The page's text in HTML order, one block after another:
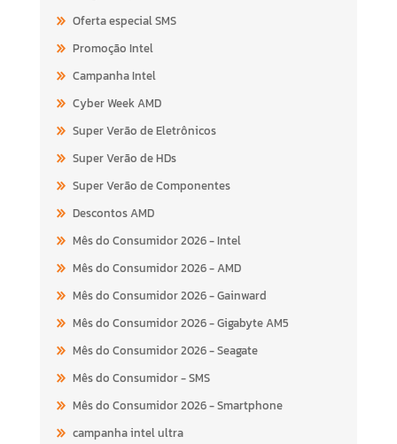
Oferta especial SMS
Promoção Intel
Campanha Intel
Cyber Week AMD
Super Verão de Eletrônicos
Super Verão de HDs
Super Verão de Componentes
Descontos AMD
Mês do Consumidor 2026 - Intel
Mês do Consumidor 2026 - AMD
Mês do Consumidor 2026 - Gainward
Mês do Consumidor 2026 - Gigabyte AM5
Mês do Consumidor 2026 - Seagate
Mês do Consumidor - SMS
Mês do Consumidor 2026 - Smartphone
campanha intel ultra